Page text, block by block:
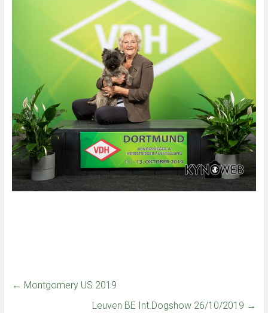
← Montgomery US 2019
Leuven BE Int.Dogshow 26/10/2019 →